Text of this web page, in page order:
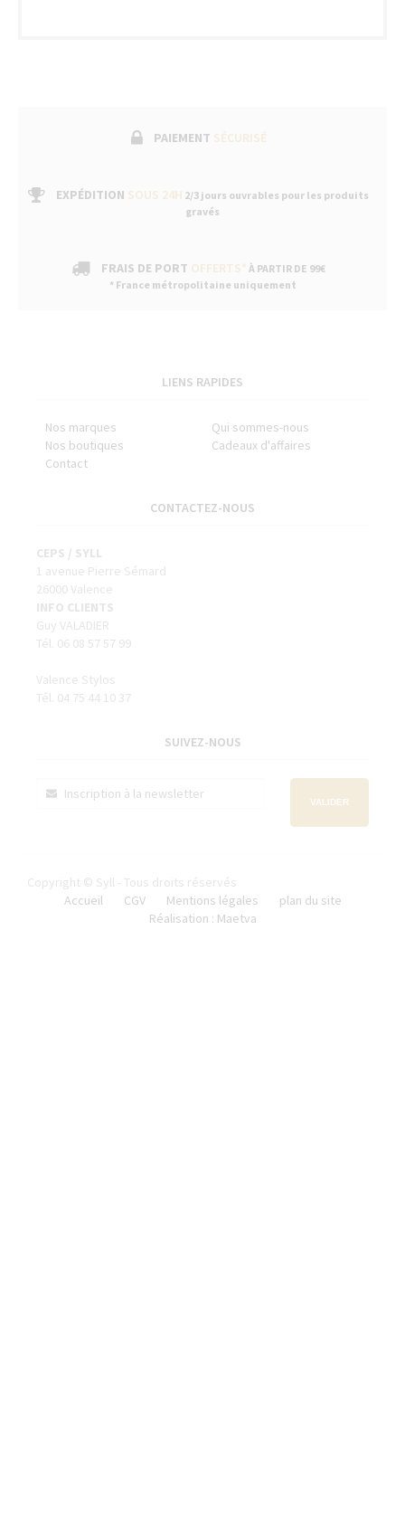
PAIEMENT SÉCURISÉ
EXPÉDITION SOUS 24H 2/3 jours ouvrables pour les produits
gravés
FRAIS DE PORT OFFERTS* À PARTIR DE 99€
* France métropolitaine uniquement
LIENS RAPIDES
Nos marques
Qui sommes-nous
Nos boutiques
Cadeaux d'affaires
Contact
CONTACTEZ-NOUS
CEPS / SYLL
1 avenue Pierre Sémard
26000 Valence
INFO CLIENTS
Guy VALADIER
Tél. 06 08 57 57 99
Valence Stylos
Tél. 04 75 44 10 37
SUIVEZ-NOUS
VALIDER
Copyright © Syll - Tous droits réservés
Accueil
CGV Mentions légales
plan du site
Réalisation : Maetva